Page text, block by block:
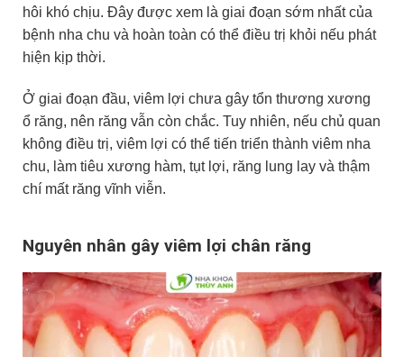
hôi khó chịu. Đây được xem là giai đoạn sớm nhất của
bệnh nha chu và hoàn toàn có thể điều trị khỏi nếu phát
hiện kịp thời.
Ở giai đoạn đầu, viêm lợi chưa gây tổn thương xương
ổ răng, nên răng vẫn còn chắc. Tuy nhiên, nếu chủ quan
không điều trị, viêm lợi có thể tiến triển thành viêm nha
chu, làm tiêu xương hàm, tụt lợi, răng lung lay và thậm
chí mất răng vĩnh viễn.
Nguyên nhân gây viêm lợi chân răng